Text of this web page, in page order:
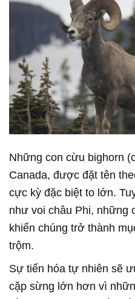
Những con cừu bighorn
Canada, được đặt tên
cực kỳ đặc biệt to lớn.
như voi châu Phi, những
khiến chúng trở thành
trộm.
Sự tiến hóa tự nhiên sẽ
cặp sừng lớn hơn vì